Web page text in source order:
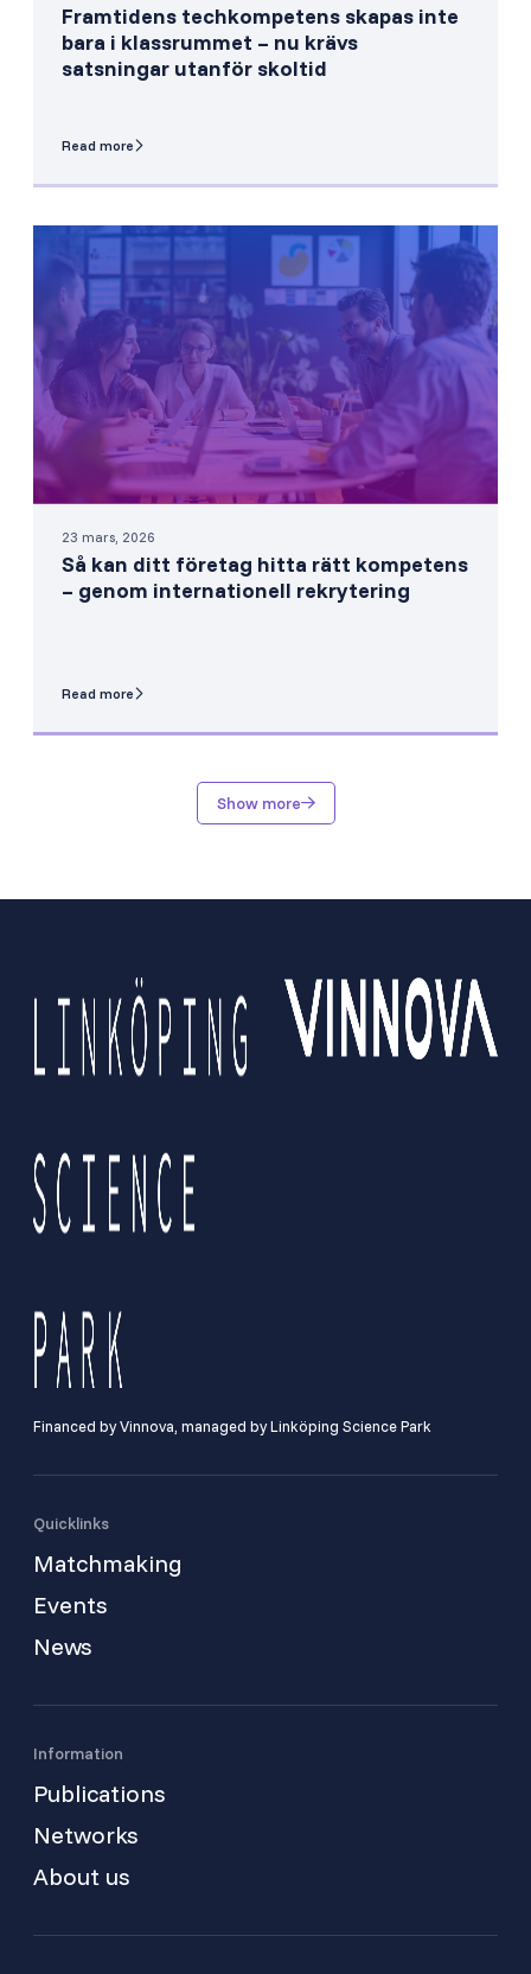
Framtidens techkompetens skapas inte
bara i klassrummet – nu krävs
satsningar utanför skoltid
Read more
23 mars, 2026
Så kan ditt företag hitta rätt kompetens
– genom internationell rekrytering
Read more
Show more
Financed by Vinnova, managed by Linköping Science Park
Quicklinks
Matchmaking
Events
News
Information
Publications
Networks
About us